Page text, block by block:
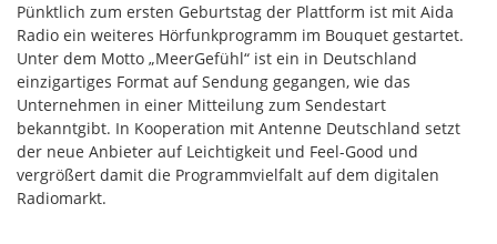
Pünktlich zum ersten Geburtstag der Plattform ist mit Aida
Radio ein weiteres Hörfunkprogramm im Bouquet gestartet.
Unter dem Motto „MeerGefühl“ ist ein in Deutschland
einzigartiges Format auf Sendung gegangen, wie das
Unternehmen in einer Mitteilung zum Sendestart
bekanntgibt. In Kooperation mit Antenne Deutschland setzt
der neue Anbieter auf Leichtigkeit und Feel-Good und
vergrößert damit die Programmvielfalt auf dem digitalen
Radiomarkt.